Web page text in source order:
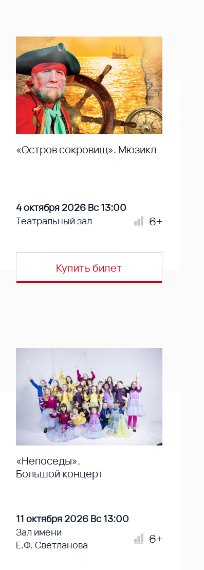
«Остров сокровищ». Мюзикл
4 октября 2026 Вс 13:00
Театральный зал
6+
Купить билет
«Непоседы».
Большой концерт
11 октября 2026 Вс 13:00
Зал имени
Е.Ф. Светланова
6+